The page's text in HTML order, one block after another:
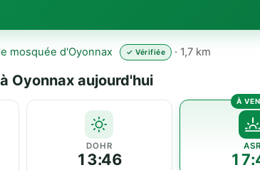
mosquée d'Oyonnax ✓ Vérifiée · 1,7 km
Oyonnax aujourd'hui
DOHR
13:46
ASR